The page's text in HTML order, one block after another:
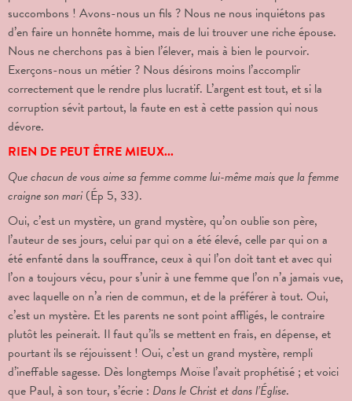
succombons ! Avons-nous un fils ? Nous ne nous inquiétons pas
d’en faire un honnête homme, mais de lui trouver une riche épouse.
Nous ne cherchons pas à bien l’élever, mais à bien le pourvoir.
Exerçons-nous un métier ? Nous désirons moins l’accomplir
correctement que le rendre plus lucratif. L’argent est tout, et si la
corruption sévit partout, la faute en est à cette passion qui nous
dévore.
RIEN DE PEUT ÊTRE MIEUX...
Que chacun de vous aime sa femme comme lui-même mais que la femme
craigne son mari (Ép 5, 33).
Oui, c’est un mystère, un grand mystère, qu’on oublie son père,
l’auteur de ses jours, celui par qui on a été élevé, celle par qui on a
été enfanté dans la souffrance, ceux à qui l’on doit tant et avec qui
l’on a toujours vécu, pour s’unir à une femme que l’on n’a jamais vue,
avec laquelle on n’a rien de commun, et de la préférer à tout. Oui,
c’est un mystère. Et les parents ne sont point affligés, le contraire
plutôt les peinerait. Il faut qu’ils se mettent en frais, en dépense, et
pourtant ils se réjouissent ! Oui, c’est un grand mystère, rempli
d’ineffable sagesse. Dès longtemps Moïse l’avait prophétisé ; et voici
que Paul, à son tour, s’écrie : Dans le Christ et dans l’Église.